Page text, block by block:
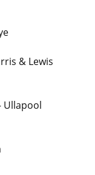
& Lewis
Ullapool